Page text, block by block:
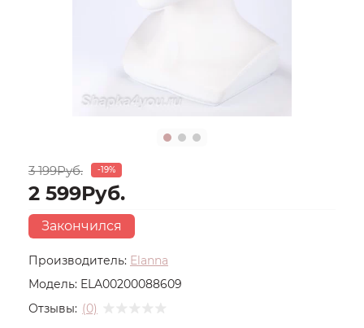
Производитель: Elanna
Модель: ELA00200088609
Отзывы: (0)
3 199Руб. -19%
2 599Руб.
Закончился